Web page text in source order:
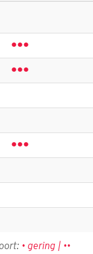
•••
•••
•••
• gering | ••